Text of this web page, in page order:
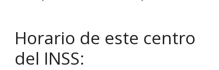
Horario de este centro
del INSS: